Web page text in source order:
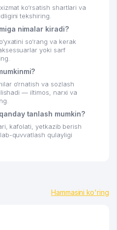
ko‘rsatish shartlari va
tekshiring.
nimalar kiradi?
so‘rang va kerak
yoki sarf
o‘rnatish va sozlash
— iltimos, narxi va
tanlash mumkin?
kafolati, yetkazib berish
quvvatlash qulayligi
Hammasini ko'ring